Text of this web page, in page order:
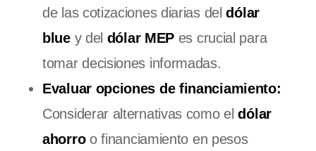
de las cotizaciones diarias deldólar
bluey del dólar MEP es crucial para
tomar decisiones informadas.
Evaluar opciones de financiamiento:
Considerar alternativas como eldólar
ahorroo financiamiento en pesos